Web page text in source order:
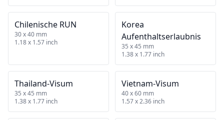
Chilenische RUN
30 x 40 mm
1.18 x 1.57 inch
Korea
Aufenthaltserlaubnis
35 x 45 mm
1.38 x 1.77 inch
Thailand‑Visum
35 x 45 mm
1.38 x 1.77 inch
Vietnam‑Visum
40 x 60 mm
1.57 x 2.36 inch